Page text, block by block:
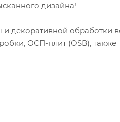
дизайна!
декоративной обработки
ОСП-плит (OSB), также